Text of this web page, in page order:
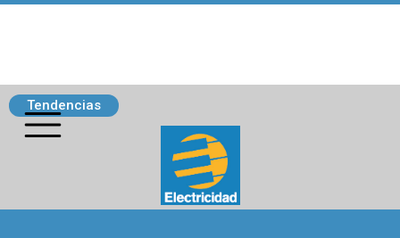
Tendencias